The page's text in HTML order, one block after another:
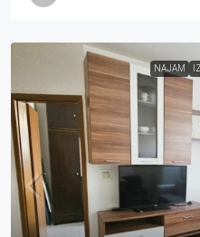
NAJAM